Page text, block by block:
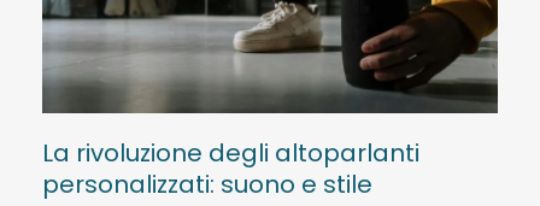
La rivoluzione degli altoparlanti
personalizzati: suono e stile